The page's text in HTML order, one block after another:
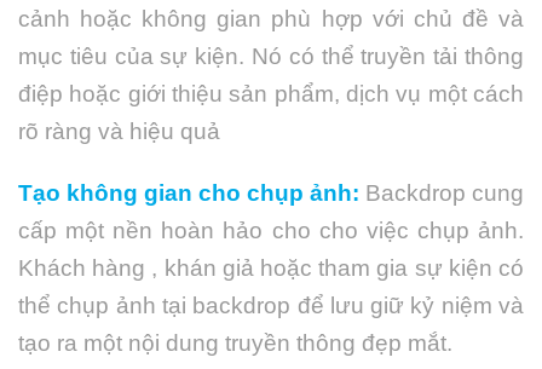
cảnh hoặc không gian phù hợp với chủ đề và
mục tiêu của sự kiện. Nó có thể truyền tải thông
điệp hoặc giới thiệu sản phẩm, dịch vụ một cách
rõ ràng và hiệu quả
Tạo không gian cho chụp ảnh: Backdrop cung
cấp một nền hoàn hảo cho cho việc chụp ảnh.
Khách hàng , khán giả hoặc tham gia sự kiện có
thể chụp ảnh tại backdrop để lưu giữ kỷ niệm và
tạo ra một nội dung truyền thông đẹp mắt.